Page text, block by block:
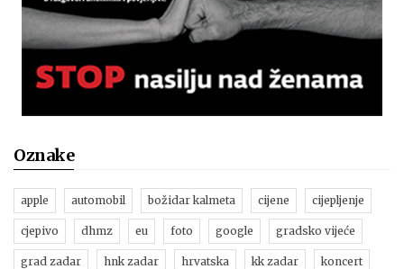
Oznake
apple automobil božidar kalmeta cijene cijepljenje
cjepivo dhmz eu foto google gradsko vijeće
grad zadar hnk zadar hrvatska kk zadar koncert